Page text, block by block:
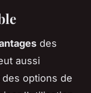
des
aussi
options de